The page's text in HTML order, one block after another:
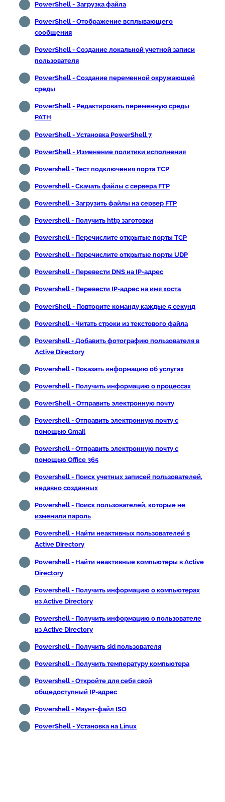
PowerShell - Загрузка файла
PowerShell - Отображение всплывающего
сообщения
PowerShell - Создание локальной учетной записи
пользователя
PowerShell - Создание переменной окружающей
среды
PowerShell - Редактировать переменную среды
PATH
PowerShell - Установка PowerShell 7
PowerShell - Изменение политики исполнения
Powershell - Тест подключения порта TCP
Powershell - Скачать файлы с сервера FTP
Powershell - Загрузить файлы на сервер FTP
Powershell - Получить http заготовки
Powershell - Перечислите открытые порты TCP
Powershell - Перечислите открытые порты UDP
Powershell - Перевести DNS на IP-адрес
Powershell - Перевести IP-адрес на имя хоста
PowerShell - Повторите команду каждые 5 секунд
Powershell - Читать строки из текстового файла
Powershell - Добавить фотографию пользователя в
Active Directory
Powershell - Показать информацию об услугах
Powershell - Получить информацию о процессах
PowerShell - Отправить электронную почту
Powershell - Отправить электронную почту с
помощью Gmail
Powershell - Отправить электронную почту с
помощью Office 365
Powershell - Поиск учетных записей пользователей,
недавно созданных
Powershell - Поиск пользователей, которые не
изменили пароль
Powershell - Найти неактивных пользователей в
Active Directory
Powershell - Найти неактивные компьютеры в Active
Directory
Powershell - Получить информацию о компьютерах
из Active Directory
Powershell - Получить информацию о пользователе
из Active Directory
Powershell - Получить sid пользователя
Powershell - Получить температуру компьютера
Powershell - Откройте для себя свой
общедоступный IP-адрес
Powershell - Маунт-файл ISO
PowerShell - Установка на Linux